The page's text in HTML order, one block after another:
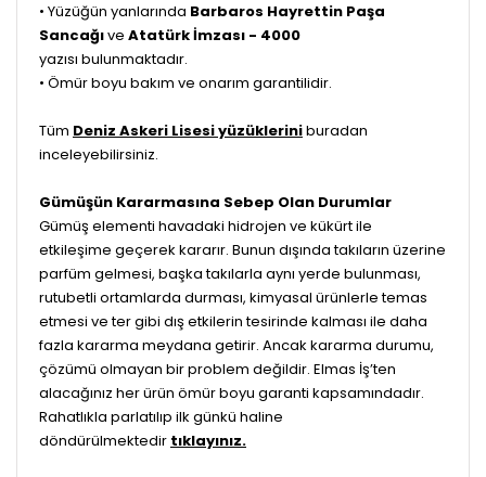
• Yüzüğün yanlarında Barbaros Hayrettin Paşa
Sancağıve Atatürk İmzası - 4000
yazısı bulunmaktadır.
• Ömür boyu bakım ve onarım garantilidir.
Tüm Deniz Askeri Lisesi yüzükleriniburadan
inceleyebilirsiniz.
Gümüşün Kararmasına Sebep Olan Durumlar
Gümüş elementi havadaki hidrojen ve kükürt ile
etkileşime geçerek kararır. Bunun dışında takıların üzerine
parfüm gelmesi, başka takılarla aynı yerde bulunması,
rutubetli ortamlarda durması, kimyasal ürünlerle temas
etmesi ve ter gibi dış etkilerin tesirinde kalması ile daha
fazla kararma meydana getirir. Ancak kararma durumu,
çözümü olmayan bir problem değildir. Elmas İş’ten
alacağınız her ürün ömür boyu garanti kapsamındadır.
Rahatlıkla parlatılıp ilk günkü haline
döndürülmektedir tıklayınız.